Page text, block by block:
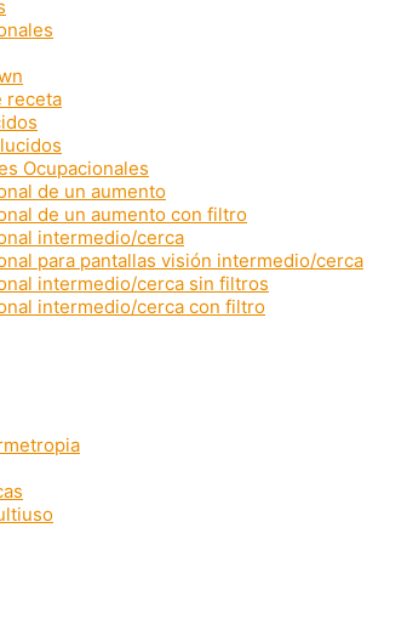
receta
Ocupacionales
de un aumento
de un aumento con filtro
intermedio/cerca
para pantallas visión intermedio/cerca
intermedio/cerca sin filtros
intermedio/cerca con filtro